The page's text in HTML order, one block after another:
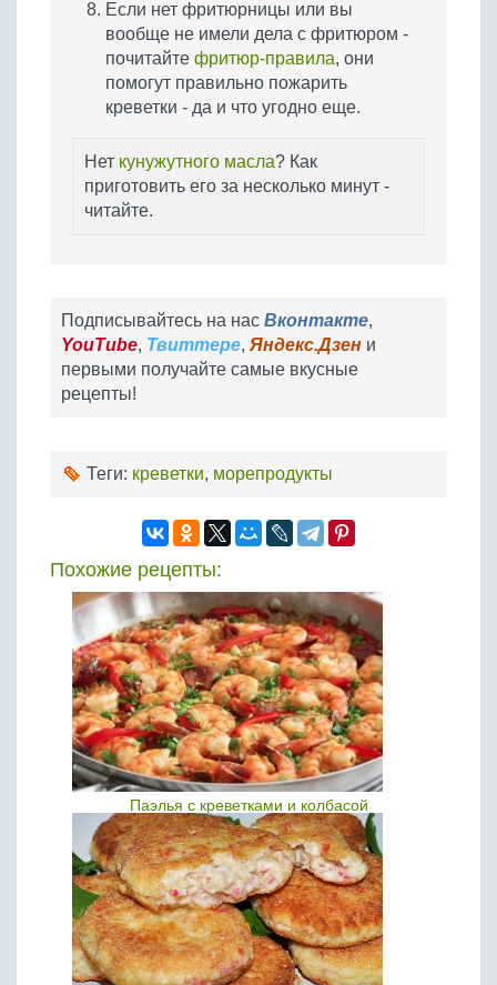
Если нет фритюрницы или вы
вообще не имели дела с фритюром -
почитайте фритюр-правила, они
помогут правильно пожарить
креветки - да и что угодно еще.
Нет кунужутного масла? Как
приготовить его за несколько минут -
читайте.
Подписывайтесь на нас Вконтакте,
YouTube, Твиттере, Яндекс.Дзен и
первыми получайте самые вкусные
рецепты!
Теги: креветки, морепродукты
Похожие рецепты:
Паэлья с креветками и колбасой